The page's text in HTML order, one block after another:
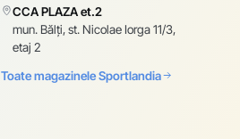
CCA PLAZA et.2
mun. Bălți, st. Nicolae Iorga 11/3,
etaj 2
Toate magazinele Sportlandia